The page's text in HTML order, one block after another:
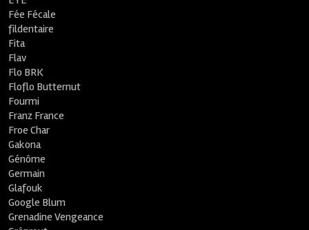
Fée Fécale
fildentaire
Fita
Flav
Flo BRK
Floflo Butternut
Fourmi
Franz France
Froe Char
Gakona
Génôme
Germain
Glafouk
Google Blum
Grenadine Vengeance